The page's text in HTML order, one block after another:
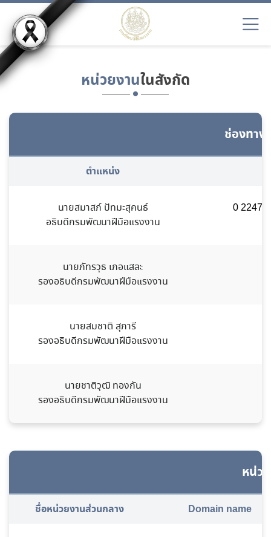
หน่วยงานในสังกัด
ช่องทาง
ตำแหน่ง
นายสมาสภ์ ปัทมะสุคนธ์
อธิบดีกรมพัฒนาฝีมือแรงงาน
0 2247
นายภัทรวุธ เภอแสละ
รองอธิบดีกรมพัฒนาฝีมือแรงงาน
นายสมชาติ สุภารี
รองอธิบดีกรมพัฒนาฝีมือแรงงาน
นายชาติวุฒิ ทองกัน
รองอธิบดีกรมพัฒนาฝีมือแรงงาน
หน่ว
ชื่อหน่วยงานส่วนกลาง Domain name